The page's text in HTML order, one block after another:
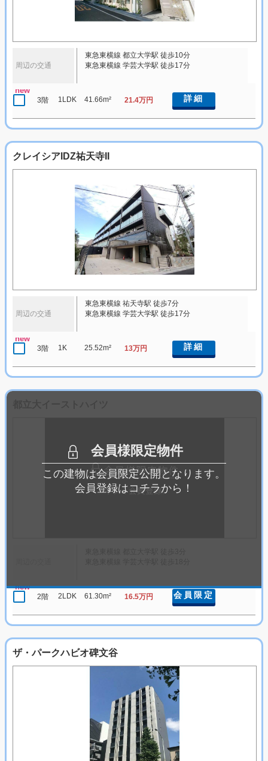
周辺の交通
東急東横線 都立大学駅 徒歩10分
東急東横線 学芸大学駅 徒歩17分
new
3階 1LDK 41.66m² 21.4万円 詳細
クレイシアIDZ祐天寺II
周辺の交通
東急東横線 祐天寺駅 徒歩7分
東急東横線 学芸大学駅 徒歩17分
new
3階 1K 25.52m² 13万円 詳細
会員様限定物件
この建物は会員限定公開となります。
会員登録はコチラから！
new
2階 2LDK 61.30m² 16.5万円 会員限定
ザ・パークハビオ碑文谷